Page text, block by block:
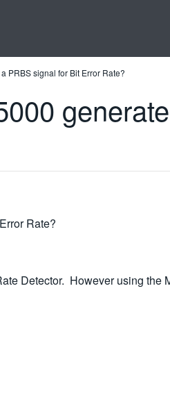
PRBS signal for Bit Error Rate?
Rate?
Detector. However using the